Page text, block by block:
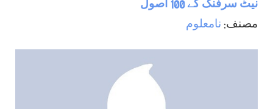
نيٹ سرفنگ كے 100 اصول
مصنف: نامعلوم